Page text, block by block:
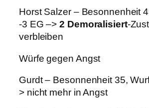
Horst Salzer – Besonnenheit
-3 EG –>2 Demoralisiert-
verbleiben
Würfe gegen Angst
Gurdt – Besonnenheit 35,
> nicht mehr in Angst